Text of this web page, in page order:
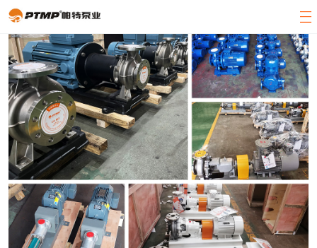
官方首页
产品展示
关于帕特
客户案例